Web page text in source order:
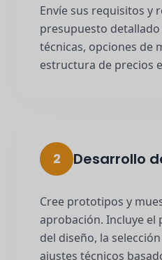
Envíe sus requisitos y
presupuesto
técnicas, opciones de
estructura de precios
2 Desarrollo
Cree prototipos y
aprobación. Incluye el
del diseño, la
ajustes técnicos